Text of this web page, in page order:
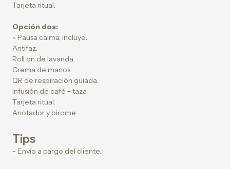
Tarjeta ritual.
Opción dos:
- Pausa calma, incluye:
Antifaz.
Roll on de lavanda.
Crema de manos.
QR de respiración guiada.
Infusión de café + taza.
Tarjeta ritual.
Anotador y birome.
Tips
- Envío a cargo del cliente.